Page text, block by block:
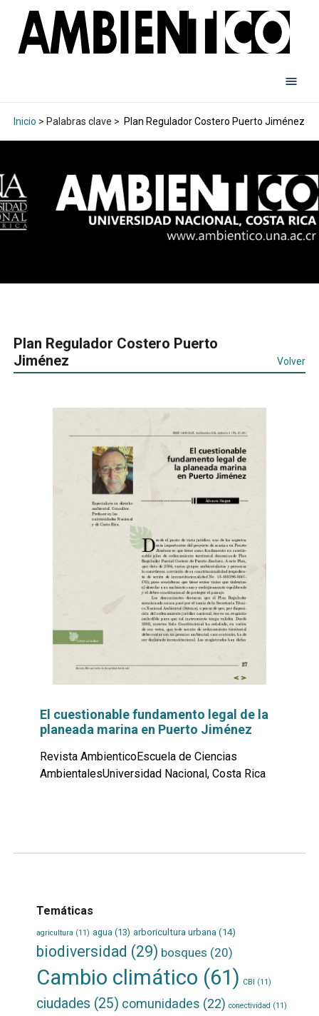
Inicio > Palabras clave > Plan Regulador Costero Puerto Jiménez
Plan Regulador Costero Puerto
Jiménez
Volver
El cuestionable fundamento legal de la
planeada marina en Puerto Jiménez
Revista AmbienticoEscuela de Ciencias
AmbientalesUniversidad Nacional, Costa Rica
Temáticas
agricultura (11) agua (13) arboricultura urbana(14)
biodiversidad (29) bosques (20)
Cambio climático (61) CBI (11)
ciudades (25) comunidades (22) conectividad (11)